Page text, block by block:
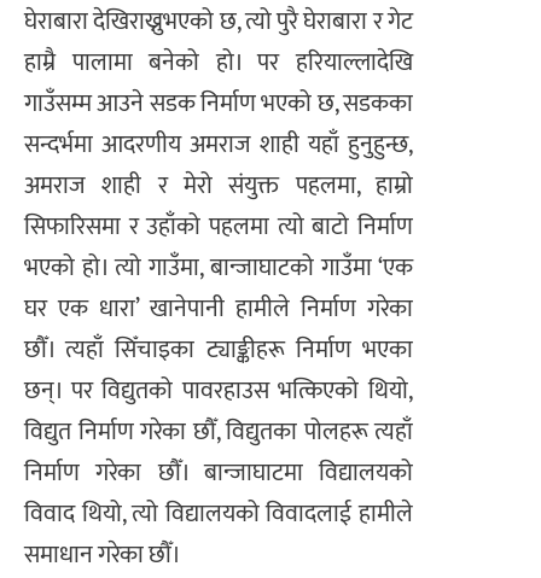
घेराबारा देखिराख्नुभएको छ, त्यो पुरै घेराबारा र गेट
हाम्रै पालामा बनेको हो। पर हरियाल्लादेखि
गाउँसम्म आउने सडक निर्माण भएको छ, सडकका
सन्दर्भमा आदरणीय अमराज शाही यहाँ हुनुहुन्छ,
अमराज शाही र मेरो संयुक्त पहलमा, हाम्रो
सिफारिसमा र उहाँको पहलमा त्यो बाटो निर्माण
भएको हो। त्यो गाउँमा, बान्जाघाटको गाउँमा ‘एक
घर एक धारा’ खानेपानी हामीले निर्माण गरेका
छौँ। त्यहाँ सिँचाइका ट्याङ्कीहरू निर्माण भएका
छन्। पर विद्युतको पावरहाउस भत्किएको थियो,
विद्युत निर्माण गरेका छौँ, विद्युतका पोलहरू त्यहाँ
निर्माण गरेका छौँ। बान्जाघाटमा विद्यालयको
विवाद थियो, त्यो विद्यालयको विवादलाई हामीले
समाधान गरेका छौँ।